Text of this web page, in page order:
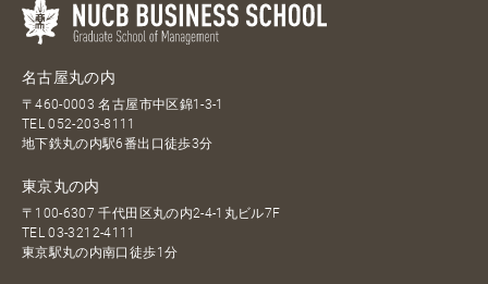
名古屋丸の内
〒460-0003 名古屋市中区錦1-3-1
TEL052-203-8111
地下鉄丸の内駅6番出口徒歩3分
東京丸の内
〒100-6307 千代田区丸の内2-4-1丸ビル7F
TEL03-3212-4111
東京駅丸の内南口徒歩1分